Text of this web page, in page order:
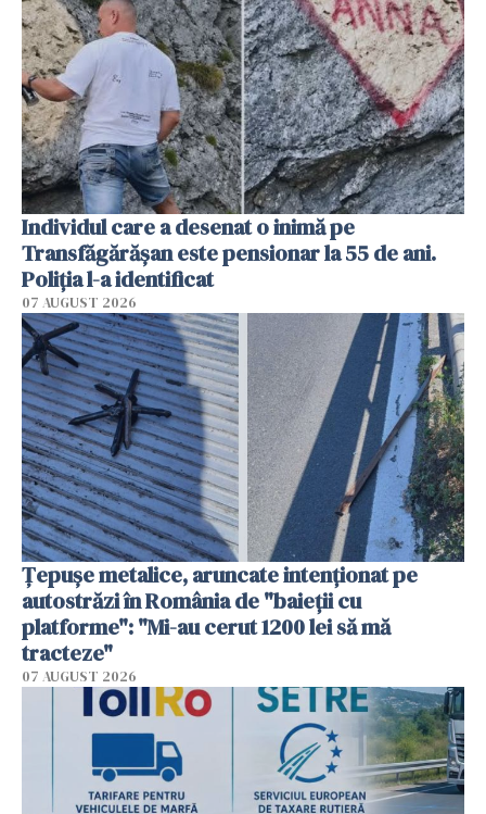
Individul care a desenat o inimă pe
Transfăgărășan este pensionar la 55 de ani.
Poliția l-a identificat
07 AUGUST 2026
Țepușe metalice, aruncate intenționat pe
autostrăzi în România de "baieții cu
platforme": "Mi-au cerut 1200 lei să mă
tracteze"
07 AUGUST 2026